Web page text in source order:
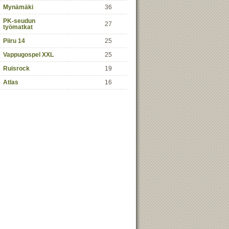
Mynämäki 36
PK-seudun
työmatkat
27
Piiru 14
25
Vappugospel XXL
25
Ruisrock
19
Atlas 16